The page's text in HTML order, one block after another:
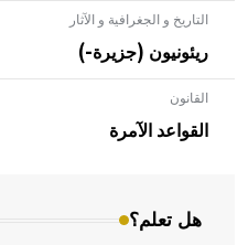
التاريخ و الجغرافية و الآثار
ريئونيون (جزيرة-)
القانون
القواعد الآمرة
هل تعلم؟
- هل تعلم أن الأبلق نوع من
بالعمارة الإسلامية في
المعمار على بناء مداميكه